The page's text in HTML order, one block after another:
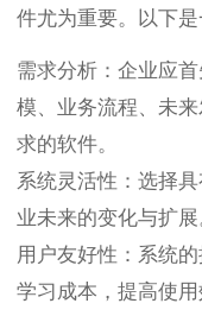
件尤为重要。以下是
需求分析：企业应
模、业务流程、未
求的软件。
系统灵活性：选择
业未来的变化与扩展
用户友好性：系统
学习成本，提高使用